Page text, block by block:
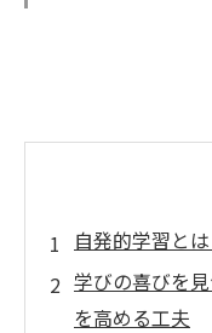
自発的学習と
学びの喜びを
を高める工夫